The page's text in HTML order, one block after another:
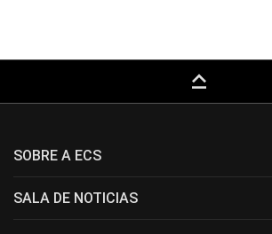
keyboard_capslock
SOBRE A ECS
SALA DE NOTICIAS